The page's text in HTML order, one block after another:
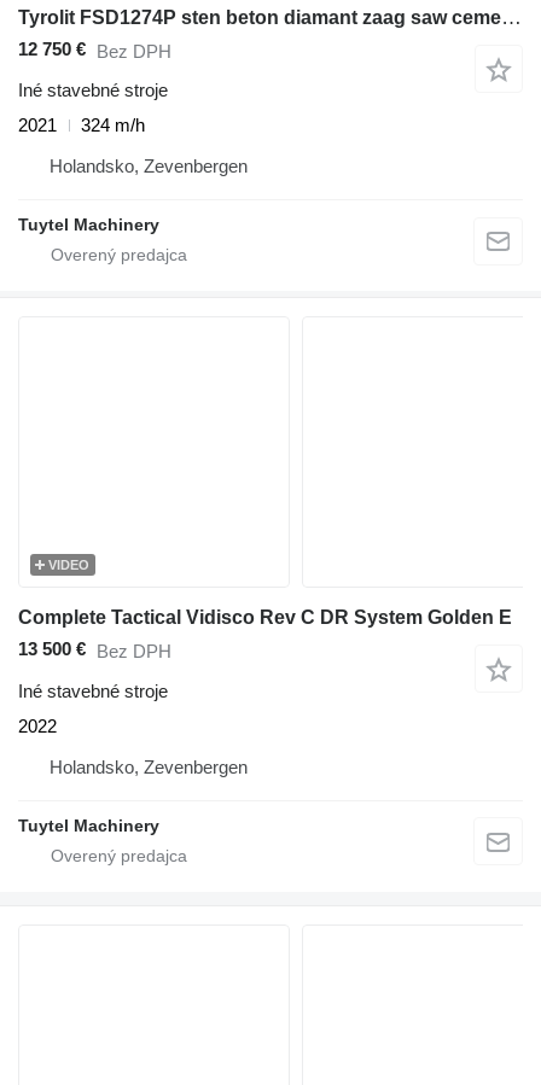
Tyrolit FSD1274P sten beton diamant zaag saw cement road
12 750 € Bez DPH
Iné stavebné stroje
2021
324 m/h
Holandsko, Zevenbergen
Tuytel Machinery
VIDEO
Complete Tactical Vidisco Rev C DR System Golden E
13 500 € Bez DPH
Iné stavebné stroje
2022
Holandsko, Zevenbergen
Tuytel Machinery